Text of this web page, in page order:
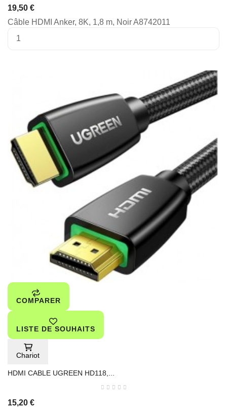
19,50 €
Câble HDMI Anker, 8K, 1,8 m, Noir A8742011
COMPARER
LISTE DE SOUHAITS
Chariot
HDMI CABLE UGREEN HD118,...
15,20 €